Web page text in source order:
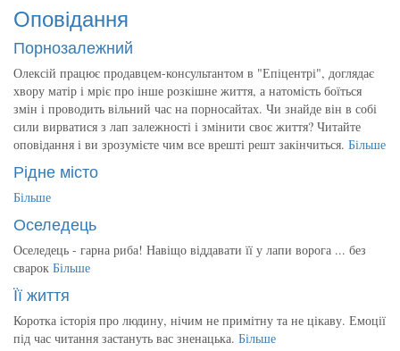
Оповідання
Порнозалежний
Олексій працює продавцем-консультантом в "Епіцентрі", доглядає
хвору матір і мріє про інше розкішне життя, а натомість боїться
змін і проводить вільний час на порносайтах. Чи знайде він в собі
сили вирватися з лап залежності і змінити своє життя? Читайте
оповідання і ви зрозумієте чим все врешті решт закінчиться. Більше
Рідне місто
Більше
Оселедець
Оселедець - гарна риба! Навіщо віддавати її у лапи ворога ... без
сварок Більше
Її життя
Коротка історія про людину, нічим не примітну та не цікаву. Емоції
під час читання застануть вас зненацька. Більше